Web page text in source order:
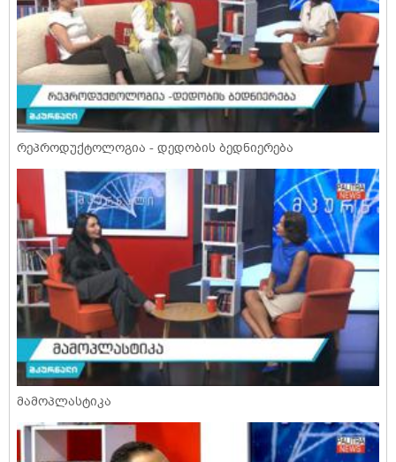
რეპროდუქტოლოგია - დედობის ბედნიერება
მამოპლასტიკა